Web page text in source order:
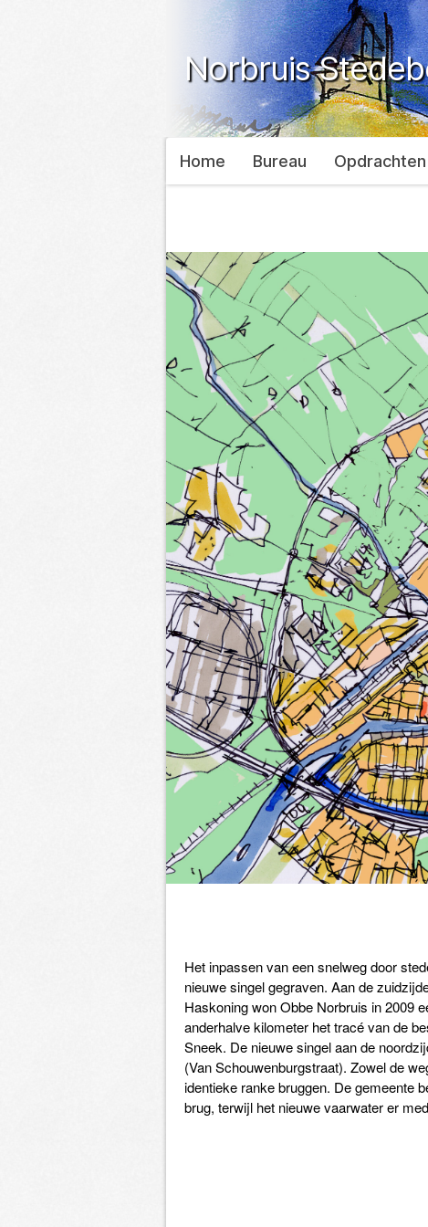
Norbruis
Home Bureau Opdrachten
Het inpassen van een snelweg door
nieuwe singel gegraven. Aan de
Haskoning won Obbe Norbruis in 2009
anderhalve kilometer het tracé van de
Sneek. De nieuwe singel aan de
(Van Schouwenburgstraat). Zowel de
identieke ranke bruggen. De gemeente
brug, terwijl het nieuwe vaarwater er